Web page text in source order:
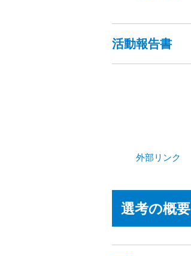
活動報告書
外部リンク
選考の概要